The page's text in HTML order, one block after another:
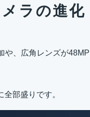
ラの進化
、広角レンズが
部盛りです。